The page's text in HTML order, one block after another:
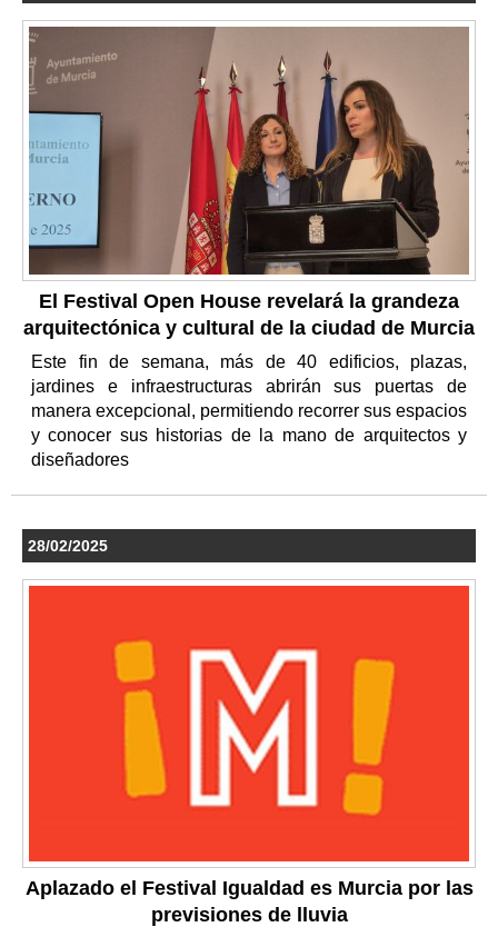
El Festival Open House revelará la grandeza
arquitectónica y cultural de la ciudad de Murcia
Este fin de semana, más de 40 edificios, plazas,
jardines e infraestructuras abrirán sus puertas de
manera excepcional, permitiendo recorrer sus espacios
y conocer sus historias de la mano de arquitectos y
diseñadores
28/02/2025
Aplazado el Festival Igualdad es Murcia por las
previsiones de lluvia